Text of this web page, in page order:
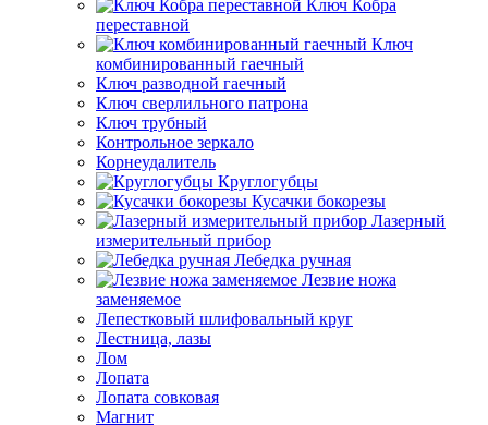
Ключ Кобра
переставной
Ключ
комбинированный гаечный
Ключ разводной гаечный
Ключ сверлильного патрона
Ключ трубный
Контрольное зеркало
Корнеудалитель
Круглогубцы
Кусачки бокорезы
Лазерный
измерительный прибор
Лебедка ручная
Лезвие ножа
заменяемое
Лепестковый шлифовальный круг
Лестница, лазы
Лом
Лопата
Лопата совковая
Магнит